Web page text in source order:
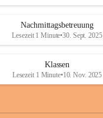
Nachmittagsbetreuung
Lesezeit 1 Minute•30. Sept. 2025
Klassen
Lesezeit 1 Minute•10. Nov. 2025